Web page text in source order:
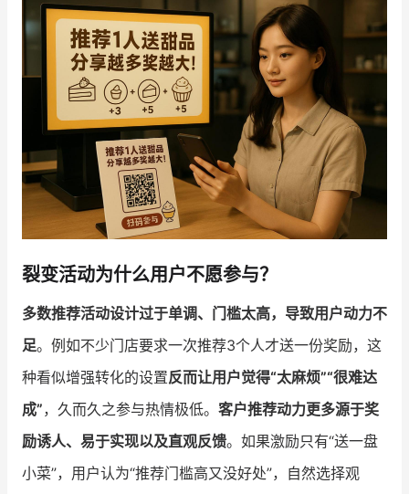
增长俱乐部 有赞商盟
商家社区 社群交流
合作共进
入驻有赞 认证代理商
认证服务商 设计服务商
有赞云 数据通服务
裂变活动为什么用户不愿参与？
多数推荐活动设计过于单调、门槛太高，导致用户动力不
足。例如不少门店要求一次推荐3个人才送一份奖励，这
种看似增强转化的设置反而让用户觉得“太麻烦”“很难达
成”，久而久之参与热情极低。 客户推荐动力更多源于奖
励诱人、易于实现以及直观反馈。如果激励只有“送一盘
小菜”，用户认为“推荐门槛高又没好处”，自然选择观